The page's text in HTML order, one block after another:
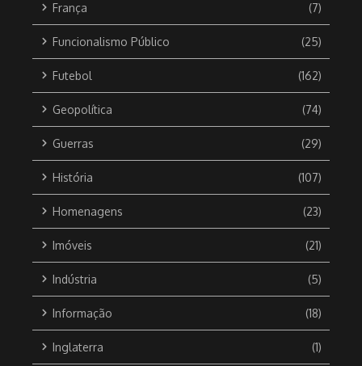
França (7)
Funcionalismo Público (25)
Futebol (162)
Geopolítica (74)
Guerras (29)
História (107)
Homenagens (23)
Imóveis (21)
Indústria (5)
Informação (18)
Inglaterra (1)